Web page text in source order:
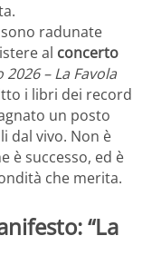
radunate
al concerto
2026 – La Favola
i libri dei record
un posto
dal vivo. Non è
è successo, ed è
che merita.
“La